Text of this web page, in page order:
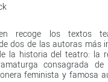
recoge los textos
dos de las autoras más
la historia del teatro: la
consagrada de
feminista y famosa